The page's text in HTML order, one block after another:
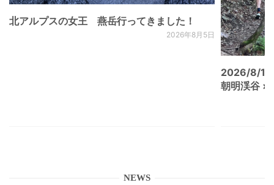
北アルプスの女王 燕岳行ってきました！
2026年8月5日
2026/8/
朝明渓谷 ×
NEWS